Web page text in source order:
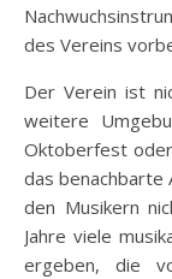
des Vereins
Der Verein ist
weitere
Oktoberfest
das benachbarte
den Musikern
Jahre viele
ergeben, die